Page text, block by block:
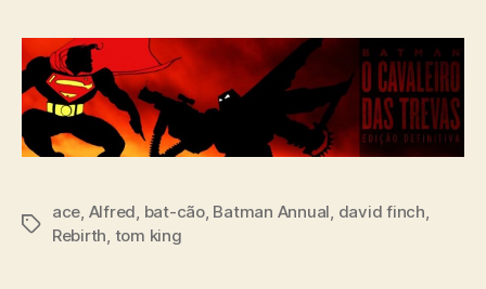
Tags
ace, Alfred, bat-cão, Batman Annual, david finch,
Rebirth, tom king